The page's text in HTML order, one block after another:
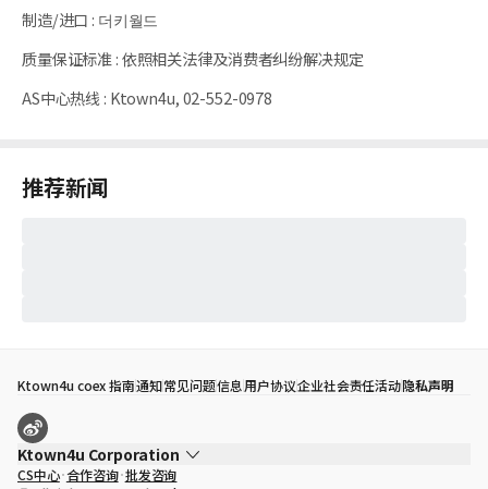
制造/进口 : 더키월드
质量保证标准 :依照相关法律及消费者纠纷解决规定
AS中心热线 : Ktown4u, 02-552-0978
推荐新闻
Ktown4u coex 指南通知常见问题信息用户协议企业社会责任活动隐私声明
Ktown4u Corporation
CS中心 合作咨询 批发咨询